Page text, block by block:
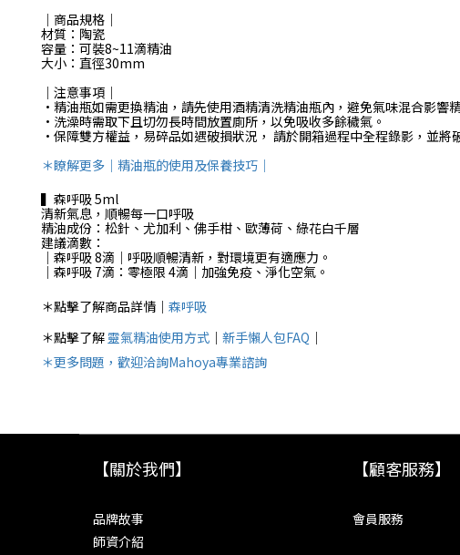
｜商品規格｜
材質： 陶瓷
容量：可裝8~11滴精油
大小：直徑30mm
｜注意事項｜
• 精油瓶如需更換精油，請先使用酒精清洗精油瓶內，避免氣味混合影響
• 洗澡時需取下且切勿長時間放置廁所，以免吸收多餘穢氣。
• 保障雙方權益，易碎品如遇破損狀況， 請於開箱過程中全程錄影，並將
＊瞭解更多｜精油瓶的使用及保養技巧｜
▍森呼吸 5ml
清新氣息，順暢每一口呼吸
精油成份：松針、尤加利、佛手柑、歐薄荷、綠花白千層
建議滴數：
｜森呼吸 8滴｜呼吸順暢清新，對環境更有適應力。
｜森呼吸 7滴：零極限 4滴｜加強免疫、淨化空氣。
＊點擊了解商品詳情｜ 森呼吸
＊點擊了解 靈氣精油使用方式 ｜ 新手懶人包FAQ ｜
＊更多問題，歡迎洽詢Mahoya專業諮詢
【關於我們】
品牌故事
師資介紹
【顧客服務】
會員服務